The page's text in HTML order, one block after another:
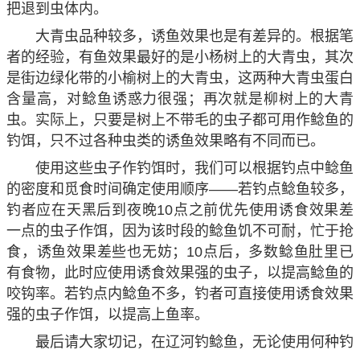
把退到虫体内。
大青虫品种较多，诱鱼效果也是有差异的。根据笔
者的经验，有鱼效果最好的是小杨树上的大青虫，其次
是街边绿化带的小榆树上的大青虫，这两种大青虫蛋白
含量高，对鲶鱼诱惑力很强；再次就是柳树上的大青
虫。实际上，只要是树上不带毛的虫子都可用作鲶鱼的
钓饵，只不过各种虫类的诱鱼效果略有不同而已。
使用这些虫子作钓饵时，我们可以根据钓点中鲶鱼
的密度和觅食时间确定使用顺序——若钓点鲶鱼较多，
钓者应在天黑后到夜晚10点之前优先使用诱食效果差
一点的虫子作饵，因为该时段的鲶鱼饥不可耐，忙于抢
食，诱鱼效果差些也无妨；10点后，多数鲶鱼肚里已
有食物，此时应使用诱食效果强的虫子，以提高鲶鱼的
咬钩率。若钓点内鲶鱼不多，钓者可直接使用诱食效果
强的虫子作饵，以提高上鱼率。
最后请大家切记，在辽河钓鲶鱼，无论使用何种钓